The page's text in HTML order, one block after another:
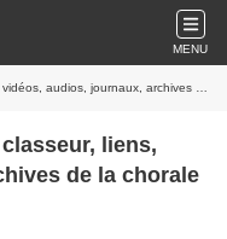
MENU
archives de la chorale de la Côte des Légendes
liens,
de la chorale